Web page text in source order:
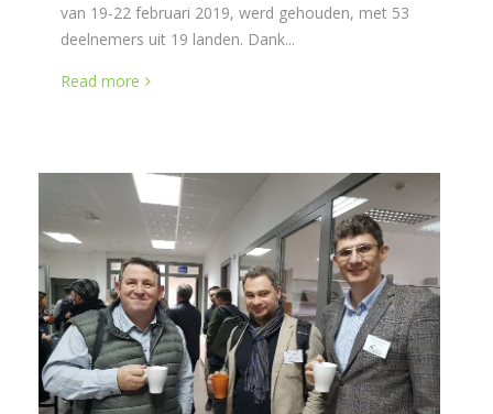
van 19-22 februari 2019, werd gehouden, met 53
deelnemers uit 19 landen. Dank...
Read more